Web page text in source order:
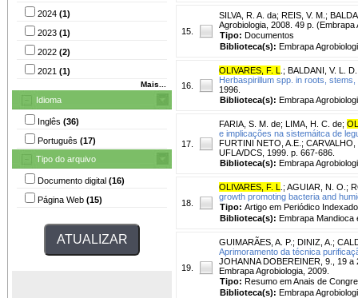
2024 (1)
2023 (1)
2022 (2)
2021 (1)
Mais...
Idioma
Inglês (36)
Português (17)
Tipo do arquivo
Documento digital (16)
Página Web (15)
15.
SILVA, R. A. da; REIS, V. M. ;
Agrobiologia, 2008. 49 p.
Tipo: Documentos
Biblioteca(s): Embrapa
16.
OLIVARES, F. L ; BALDANI, V. L. D.
Herbaspirillum spp. in roots,
1996.
Biblioteca(s): Embrapa
17.
FARIA, S. M. de; LIMA, H. C. de;
e implicações na sistemáitca de
FURTINI NETO, A.E.;
UFLA/DCS, 1999. p. 667-686.
Biblioteca(s): Embrapa
18.
OLIVARES, F. L ; AGUIAR, N. O. ;
growth promoting bacteria and
Tipo: Artigo em Periódico Indexado
Biblioteca(s): Embrapa Mandioca
19.
GUIMARÃES, A. P. ; DINIZ, A. ;
Aprimoramento da técnica
JOHANNA DOBEREINER, 9., 19
Embrapa Agrobiologia, 2009.
Tipo: Resumo em Anais de
Biblioteca(s): Embrapa